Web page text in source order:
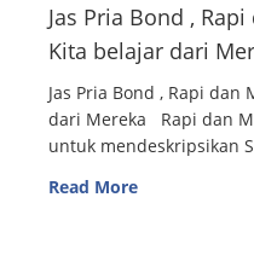
Jas Pria Bond ,
Kita belajar dari
Jas Pria Bond , Rapi dan
dari Mereka Rapi dan
untuk mendeskripsikan
Read More